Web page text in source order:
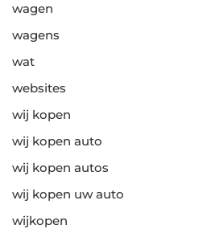
wagen
wagens
wat
websites
wij kopen
wij kopen auto
wij kopen autos
wij kopen uw auto
wijkopen